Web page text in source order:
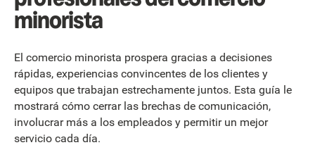
minorista
El comercio minorista prospera gracias a decisiones
rápidas, experiencias convincentes de los clientes y
equipos que trabajan estrechamente juntos. Esta guía le
mostrará cómo cerrar las brechas de comunicación,
involucrar más a los empleados y permitir un mejor
servicio cada día.